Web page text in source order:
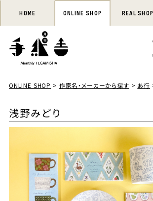
HOME ONLINE SHOP REAL SHOP
ONLINE SHOP 作家名・メーカーから探す あ行
浅野みどり